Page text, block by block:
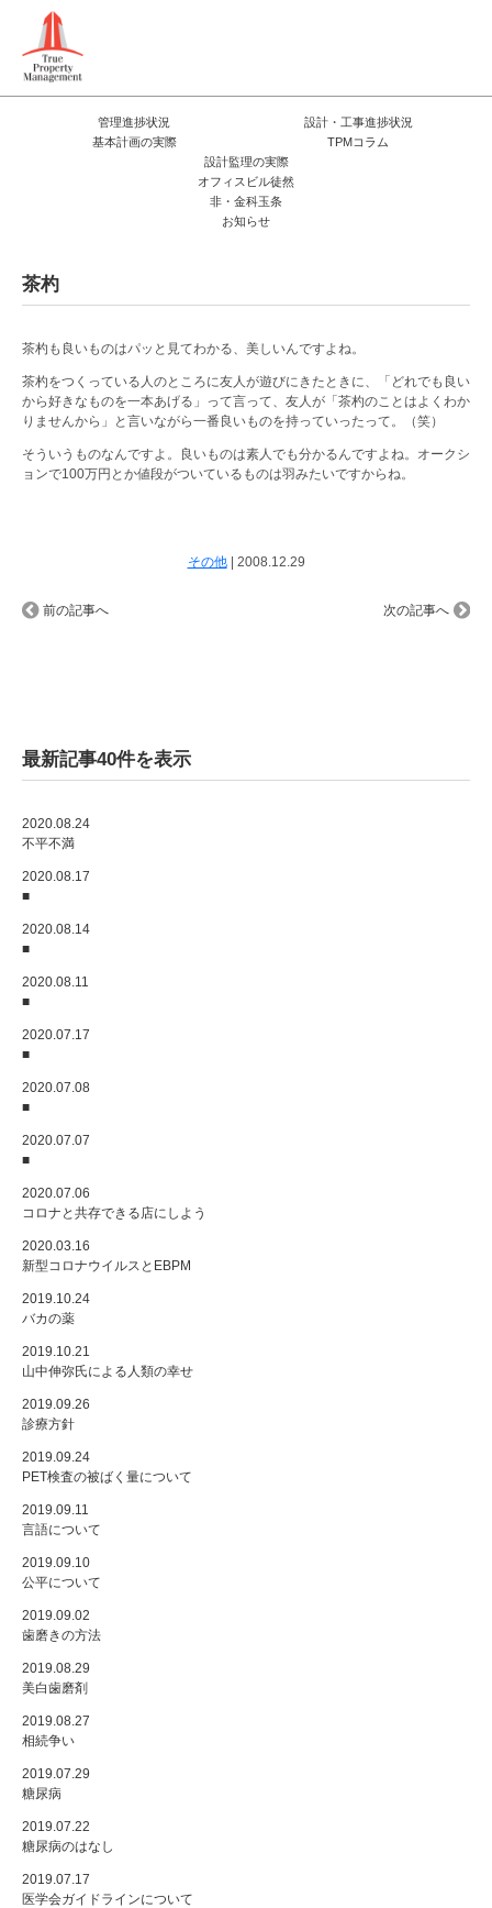
管理進捗状況
設計・工事進捗状況
基本計画の実際
TPMコラム
設計監理の実際
オフィスビル徒然
非・金科玉条
お知らせ
茶杓
茶杓も良いものはパッと見てわかる、美しいんですよね。
茶杓をつくっている人のところに友人が遊びにきたときに、「どれでも良い
から好きなものを一本あげる」って言って、友人が「茶杓のことはよくわか
りませんから」と言いながら一番良いものを持っていったって。（笑）
そういうものなんですよ。良いものは素人でも分かるんですよね。オークシ
ョンで100万円とか値段がついているものは羽みたいですからね。
前の記事へ
その他| 2008.12.29
次の記事へ
最新記事40件を表示
2020.08.24
不平不満
2020.08.17
■
2020.08.14
■
2020.08.11
■
2020.07.17
■
2020.07.08
■
2020.07.07
■
2020.07.06
コロナと共存できる店にしよう
2020.03.16
新型コロナウイルスとEBPM
2019.10.24
バカの薬
2019.10.21
山中伸弥氏による人類の幸せ
2019.09.26
診療方針
2019.09.24
PET検査の被ばく量について
2019.09.11
言語について
2019.09.10
公平について
2019.09.02
歯磨きの方法
2019.08.29
美白歯磨剤
2019.08.27
相続争い
2019.07.29
糖尿病
2019.07.22
糖尿病のはなし
2019.07.17
医学会ガイドラインについて